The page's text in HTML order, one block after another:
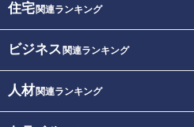
住宅関連ランキング
ビジネス 関連ランキング
人材関連ランキング